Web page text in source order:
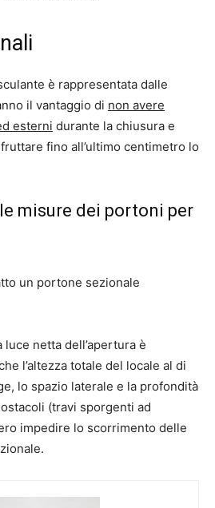
è rappresentata dalle
il vantaggio di non avere
esterni durante la chiusura e
fino all’ultimo centimetro lo
misure dei portoni per
luce netta dell’apertura è
l’altezza totale del locale al di
lo spazio laterale e la profondità
(travi sporgenti ad
impedire lo scorrimento delle